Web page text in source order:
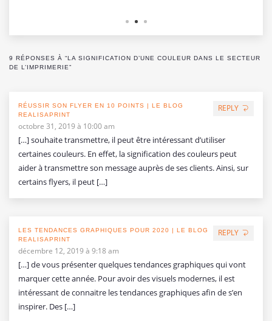
9 RÉPONSES À “LA SIGNIFICATION D’UNE COULEUR DANS LE SECTEUR
DE L’IMPRIMERIE”
REPLY
RÉUSSIR SON FLYER EN 10 POINTS | LE BLOG
REALISAPRINT
octobre 31, 2019 à 10:00 am
[…] souhaite transmettre, il peut être intéressant d’utiliser
certaines couleurs. En effet, la signification des couleurs peut
aider à transmettre son message auprès de ses clients. Ainsi, sur
certains flyers, il peut […]
REPLY
LES TENDANCES GRAPHIQUES POUR 2020 | LE BLOG
REALISAPRINT
décembre 12, 2019 à 9:18 am
[…] de vous présenter quelques tendances graphiques qui vont
marquer cette année. Pour avoir des visuels modernes, il est
intéressant de connaitre les tendances graphiques afin de s’en
inspirer. Des […]